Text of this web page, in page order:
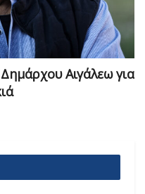
Αιγάλεω για